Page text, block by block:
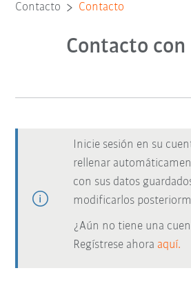
Contacto Contacto
Contacto con
Inicie sesión en su
rellenar
con sus datos
modificarlos
¿Aún no tiene una
Regístrese ahora aquí.